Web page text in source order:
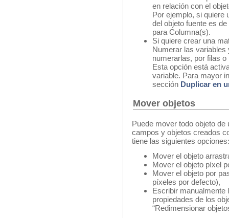
en relación con el
Por ejemplo, si quiere
del objeto fuente es
para Columna(s).
Si quiere crear una
Numerar las variables
numerarlas, por filas
Esta opción está
variable. Para mayor
sección Duplicar en
Mover objetos
Puede mover todo objeto
campos y objetos creados
tiene las siguientes opciones:
Mover el objeto
Mover el objeto píxel
Mover el objeto por
píxeles por defecto),
Escribir manualmente
propiedades de los
“Redimensionar